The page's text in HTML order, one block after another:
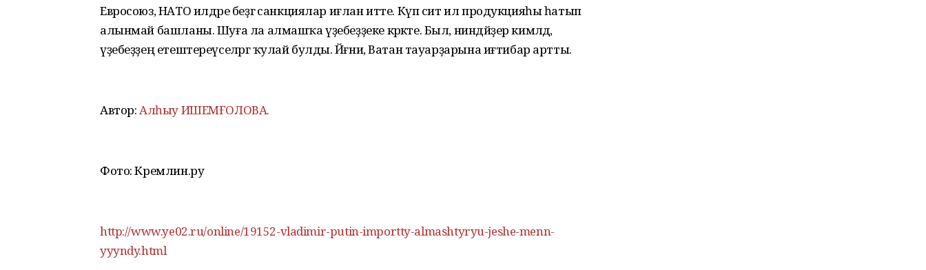
Евросоюз, НАТО илдәре беҙгә санкциялар иғлан итте. Күп сит ил продукцияһы һатып
алынмай башланы. Шуға ла алмашҡа үҙебеҙҙеке кәрәкте. Был, ниндәйҙер кимәлдә,
үҙебеҙҙең етештереүселәргә ҡулай булды. Йәғни, Ватан тауарҙарына иғтибар артты.
Автор:Алһыу ИШЕМҒОЛОВА.
Фото: Кремлин.ру
http://www.ye02.ru/online/19152-vladimir-putin-importty-almashtyryu-jeshe-menn-
yyyndy.html